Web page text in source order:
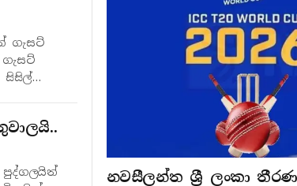
ගැසට්
සිසිල්…
පුද්ගලයින්
නවසීලන්ත ශ්‍රී ලංකා